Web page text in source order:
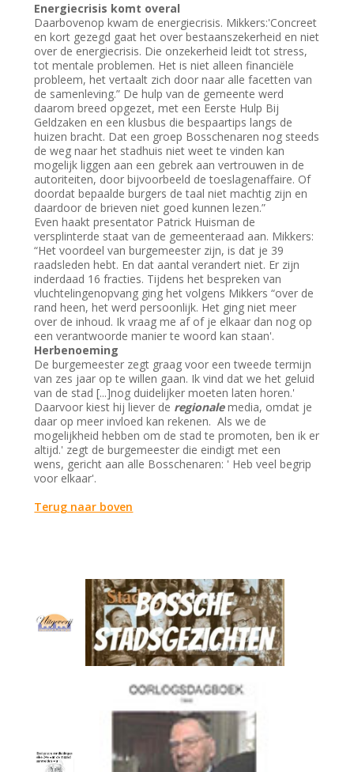
Energiecrisis komt overal
Daarbovenop kwam de energiecrisis. Mikkers:'Concreet
en kort gezegd gaat het over bestaanszekerheid en niet
over de energiecrisis. Die onzekerheid leidt tot stress,
tot mentale problemen. Het is niet alleen financiële
probleem, het vertaalt zich door naar alle facetten van
de samenleving.” De hulp van de gemeente werd
daarom breed opgezet, met een Eerste Hulp Bij
Geldzaken en een klusbus die bespaartips langs de
huizen bracht. Dat een groep Bosschenaren nog steeds
de weg naar het stadhuis niet weet te vinden kan
mogelijk liggen aan een gebrek aan vertrouwen in de
autoriteiten, door bijvoorbeeld de toeslagenaffaire. Of
doordat bepaalde burgers de taal niet machtig zijn en
daardoor de brieven niet goed kunnen lezen.”
Even haakt presentator Patrick Huisman de
versplinterde staat van de gemeenteraad aan. Mikkers:
“Het voordeel van burgemeester zijn, is dat je 39
raadsleden hebt. En dat aantal verandert niet. Er zijn
inderdaad 16 fracties. Tijdens het bespreken van
vluchtelingenopvang ging het volgens Mikkers “over de
rand heen, het werd persoonlijk. Het ging niet meer
over de inhoud. Ik vraag me af of je elkaar dan nog op
een verantwoorde manier te woord kan staan'.
Herbenoeming
De burgemeester zegt graag voor een tweede termijn
van zes jaar op te willen gaan. Ik vind dat we het geluid
van de stad [...]nog duidelijker moeten laten horen.'
Daarvoor kiest hij liever de regionalemedia, omdat je
daar op meer invloed kan rekenen. Als we de
mogelijkheid hebben om de stad te promoten, ben ik er
altijd.' zegt de burgemeester die eindigt met een
wens, gericht aan alle Bosschenaren: ' Heb veel begrip
voor elkaar'.
Terug naar boven